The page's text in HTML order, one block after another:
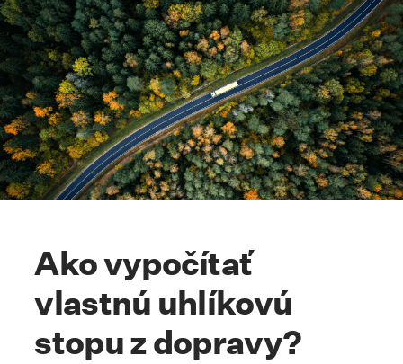
Ako vypočítať
vlastnú uhlíkovú
stopu z dopravy?